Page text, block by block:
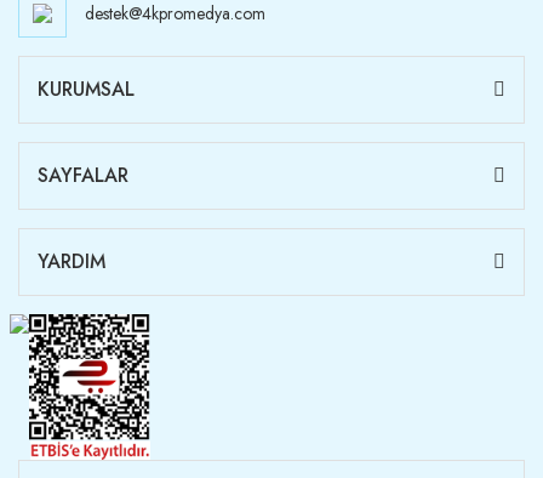
destek@4kpromedya.com
KURUMSAL
SAYFALAR
YARDIM